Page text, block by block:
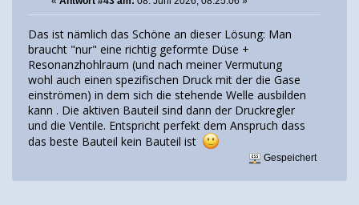
Das ist nämlich das Schöne an dieser Lösung: Man
braucht "nur" eine richtig geformte Düse +
Resonanzhohlraum (und nach meiner Vermutung
wohl auch einen spezifischen Druck mit der die Gase
einströmen) in dem sich die stehende Welle ausbilden
kann . Die aktiven Bauteil sind dann der Druckregler
und die Ventile. Entspricht perfekt dem Anspruch dass
das beste Bauteil kein Bauteil ist
Gespeichert